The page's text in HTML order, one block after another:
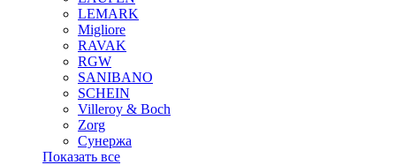
LEMARK
Migliore
RAVAK
RGW
SANIBANO
SCHEIN
Villeroy & Boch
Zorg
Сунержа
Показать все